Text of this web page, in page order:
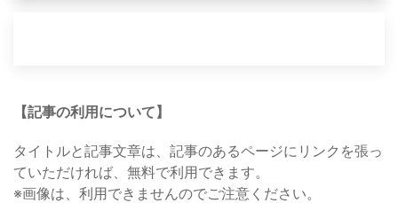
【記事の利用について】
タイトルと記事文章は、記事のあるページにリンクを張っ
ていただければ、無料で利用できます。
※画像は、利用できませんのでご注意ください。